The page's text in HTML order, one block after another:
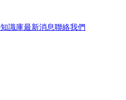
知識庫最新消息聯絡我們